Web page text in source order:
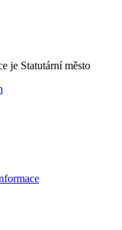
je Statutární město